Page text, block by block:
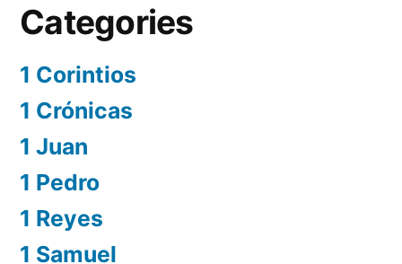
Categories
1 Corintios
1 Crónicas
1 Juan
1 Pedro
1 Reyes
1 Samuel